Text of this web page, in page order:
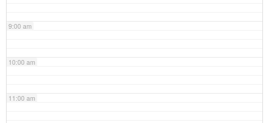
9:00 am
10:00 am
11:00 am